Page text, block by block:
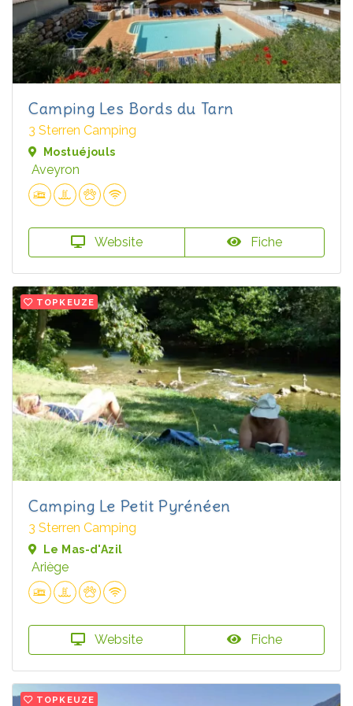
Camping Les Bords du Tarn
3 Sterren Camping
Mostuéjouls
Aveyron
Website Fiche
TOPKEUZE
Camping Le Petit Pyrénéen
3 Sterren Camping
Le Mas-d'Azil
Ariège
Website Fiche
TOPKEUZE